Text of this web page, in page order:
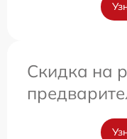
Скидка на